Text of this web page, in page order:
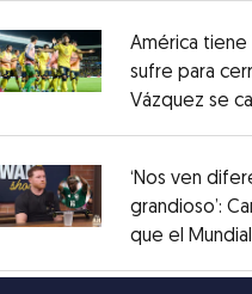
Opens in new window
América tiene
sufre para
Vázquez se
Opens in new window
‘Nos ven
grandioso’:
que el